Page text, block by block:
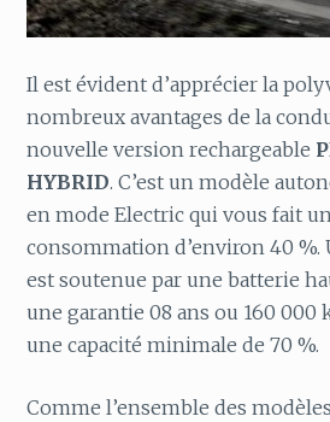
Il est évident d’apprécier la
nombreux avantages de la
nouvelle version rechargeable
HYBRID. C’est un modèle
en mode Electric qui vous fait
consommation d’environ 40 %.
est soutenue par une batterie
une garantie 08 ans ou 160
une capacité minimale de 70 %.
Comme l’ensemble des